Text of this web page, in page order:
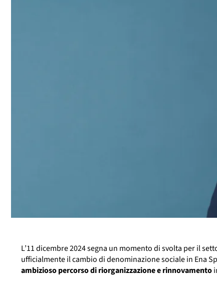
L’11 dicembre 2024 segna un momento di svolta per il
ufficialmente il cambio di denominazione sociale in Ena
ambizioso percorso di riorganizzazione e rinnovamento